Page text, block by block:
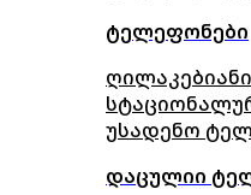
ტელეფონები
უსადენო
დაცულიი